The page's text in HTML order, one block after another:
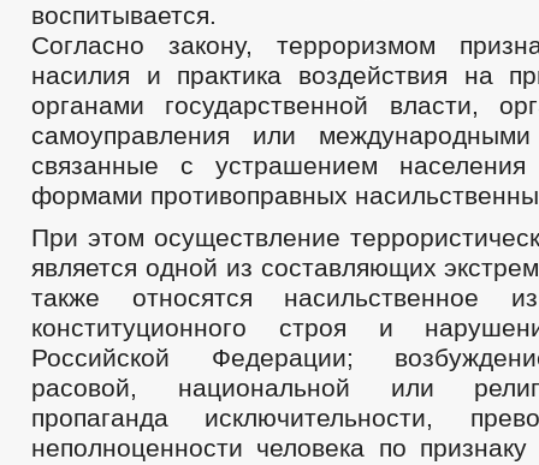
воспитывается.
Согласно закону, терроризмом
насилия и практика воздействия на
органами государственной власти,
самоуправления или международными
связанные с устрашением
формами противоправных
При этом осуществление
является одной из составляющих
также относятся насильственное
конституционного строя и
Российской Федерации;
расовой, национальной или
пропаганда исключительности,
неполноценности человека по